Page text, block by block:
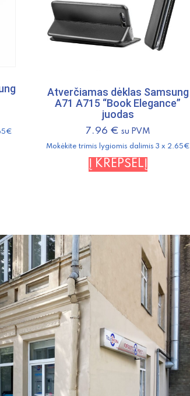
Atverčiamas dėklas Samsung
A71 A715 “Book Elegance”
juodas
7.96 € su PVM
Mokėkite trimis lygiomis dalimis 3 x 2.65€
Į KREPŠELĮ